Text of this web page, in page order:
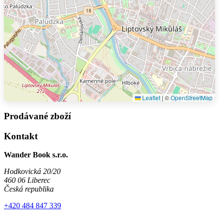
Leaflet| ©OpenStreetMap
Prodávané zboží
Kontakt
Wander Book s.r.o.
Hodkovická 20/20
460 06 Liberec
Česká republika
+420 484 847 339